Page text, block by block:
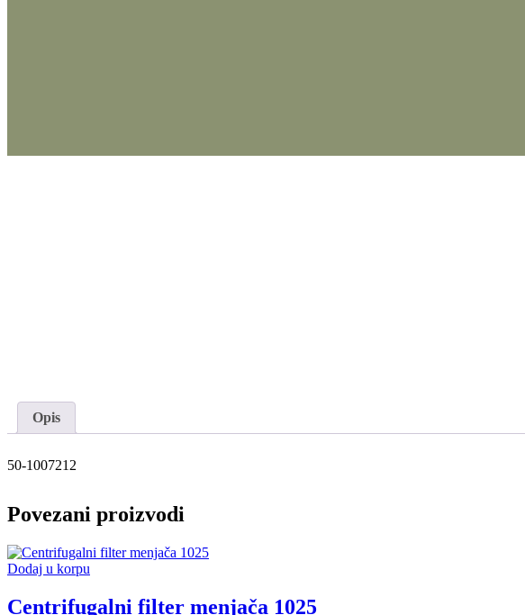
Opis
50-1007212
Povezani proizvodi
Dodaj u korpu
Centrifugalni filter menjača 1025